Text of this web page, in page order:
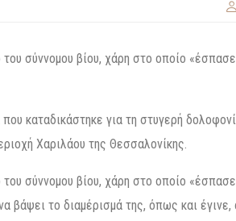
σύννομου βίου, χάρη στο οποίο
καταδικάστηκε για τη στυγερή
Χαριλάου της Θεσσαλονίκης.
σύννομου βίου, χάρη στο οποίο
βάψει το διαμέρισμά της, όπως και έγινε,